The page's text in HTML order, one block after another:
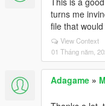
turns me
file that
View Context
01 Tháng năm,
Adagame »